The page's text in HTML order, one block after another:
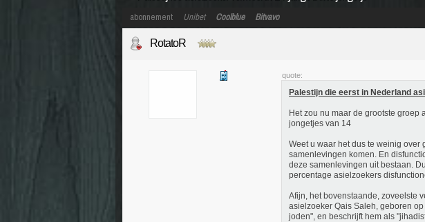
abonnement Unibet Coolblue Bitvavo
RotatoR
quote:
Palestijn die eerst in Nederland
Het zou nu maar de grootste
jongetjes van 14
Weet u waar het dus te weinig
samenlevingen komen. En
deze samenlevingen uit bestaan.
percentage asielzoekers
Afijn, het bovenstaande, zoveelste
asielzoeker Qais Saleh, geboren
joden", en beschrijft hem als